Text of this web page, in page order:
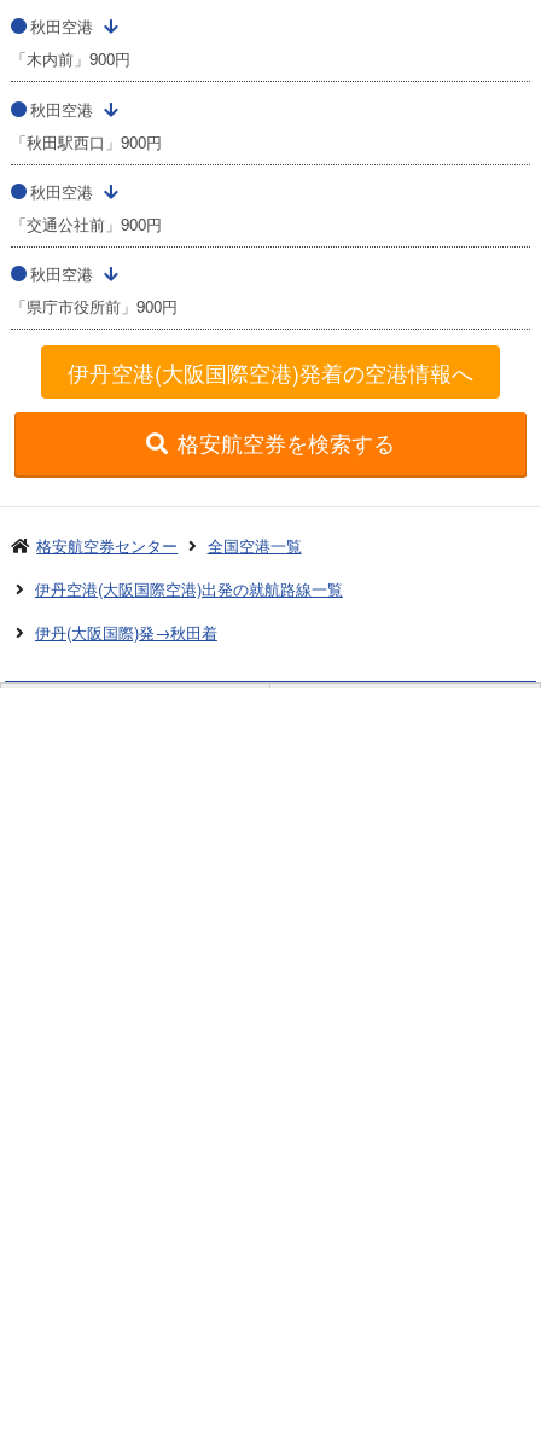
秋田空港
「木内前」900円
秋田空港
「秋田駅西口」900円
秋田空港
「交通公社前」900円
秋田空港
「県庁市役所前」900円
伊丹空港(大阪国際空港)発着の空港情報へ
格安航空券を検索する
格安航空券センター
全国空港一覧
伊丹空港(大阪国際空港)出発の就航路線一覧
伊丹(大阪国際)発→秋田着